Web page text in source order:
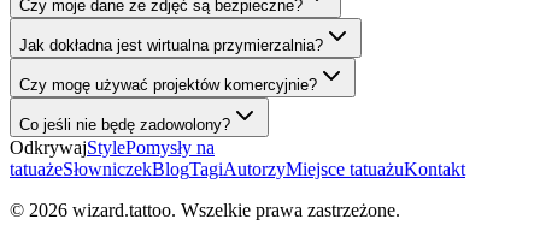
Czy moje dane ze zdjęć są bezpieczne?
Jak dokładna jest wirtualna przymierzalnia?
Czy mogę używać projektów komercyjnie?
Co jeśli nie będę zadowolony?
OdkrywajStylePomysły na
tatuażeSłowniczekBlogTagiAutorzyMiejsce tatuażuKontakt
© 2026 wizard.tattoo. Wszelkie prawa zastrzeżone.